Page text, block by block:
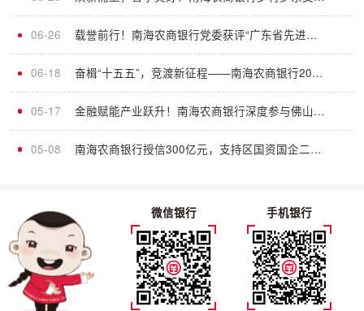
06-26 载誉前行！南海农商银行党委获评“广东省先进基层党组织”荣誉称号
06-18 奋楫“十五五”，竞渡新征程——南海农商银行2026年服务大会火热启幕
05-17 金融赋能产业跃升！南海农商银行深度参与佛山市新质生产力大会
05-08 南海农商银行授信300亿元，支持区国资国企二次创业、改革创新
微信银行 手机银行